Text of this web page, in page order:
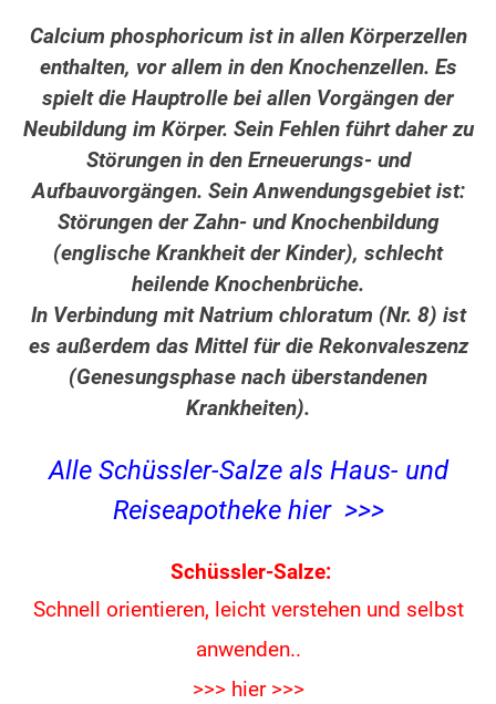
Calcium phosphoricum ist in allen Körperzellen
enthalten, vor allem in den Knochenzellen. Es
spielt die Hauptrolle bei allen Vorgängen der
Neubildung im Körper. Sein Fehlen führt daher zu
Störungen in den Erneuerungs- und
Aufbauvorgängen. Sein Anwendungsgebiet ist:
Störungen der Zahn- und Knochenbildung
(englische Krankheit der Kinder), schlecht
heilende Knochenbrüche.
In Verbindung mit Natrium chloratum (Nr. 8) ist
es außerdem das Mittel für die Rekonvaleszenz
(Genesungsphase nach überstandenen
Krankheiten).
Alle Schüssler-Salze als Haus- und
Reiseapotheke hier >>>
Schüssler-Salze:
Schnell orientieren, leicht verstehen und selbst
anwenden..
>>> hier >>>